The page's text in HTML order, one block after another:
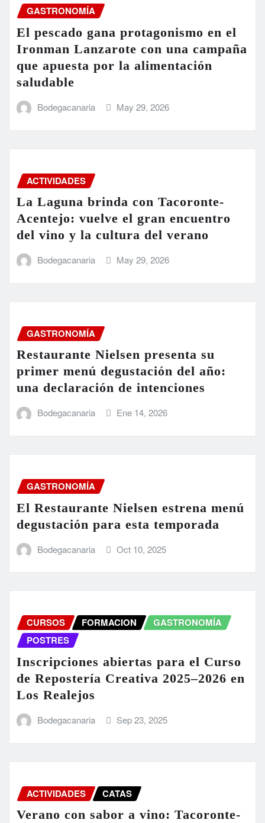
GASTRONOMÍA
El pescado gana protagonismo en el
Ironman Lanzarote con una campaña
que apuesta por la alimentación
saludable
Bodegacanaria May 29, 2026
ACTIVIDADES
La Laguna brinda con Tacoronte-
Acentejo: vuelve el gran encuentro
del vino y la cultura del verano
Bodegacanaria May 29, 2026
GASTRONOMÍA
Restaurante Nielsen presenta su
primer menú degustación del año:
una declaración de intenciones
Bodegacanaria Ene 14, 2026
GASTRONOMÍA
El Restaurante Nielsen estrena menú
degustación para esta temporada
Bodegacanaria Oct 10, 2025
CURSOS FORMACION
GASTRONOMÍA
POSTRES
Inscripciones abiertas para el Curso
de Repostería Creativa 2025–2026 en
Los Realejos
Bodegacanaria Sep 23, 2025
ACTIVIDADES CATAS
Verano con sabor a vino: Tacoronte-